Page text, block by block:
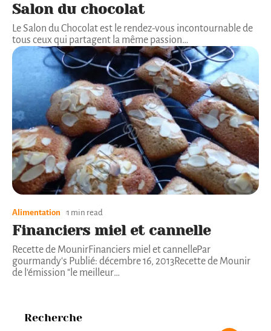
Salon du chocolat
Le Salon du Chocolat est le rendez-vous incontournable de
tous ceux qui partagent la même passion…
Alimentation 1 min read
Financiers miel et cannelle
Recette de MounirFinanciers miel et cannellePar
gourmandy's Publié: décembre 16, 2013Recette de Mounir
de l'émission "le meilleur…
Recherche